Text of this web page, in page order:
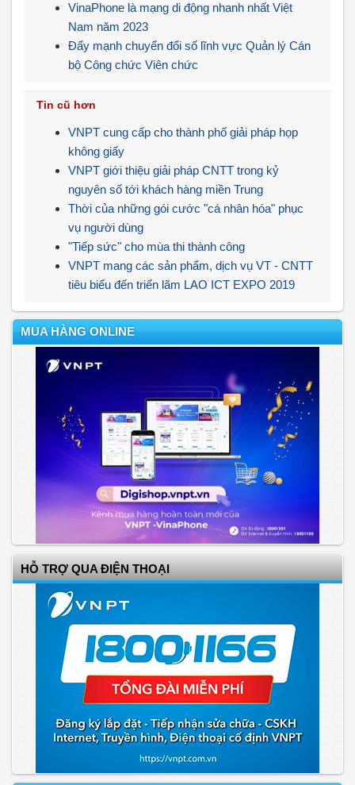
VinaPhone là mạng di động nhanh nhất Việt
Nam năm 2023
Đẩy mạnh chuyển đổi số lĩnh vực Quản lý Cán
bộ Công chức Viên chức
Tin cũ hơn
VNPT cung cấp cho thành phố giải pháp họp
không giấy
VNPT giới thiệu giải pháp CNTT trong kỷ
nguyên số tới khách hàng miền Trung
Thời của những gói cước "cá nhân hóa" phục
vụ người dùng
"Tiếp sức" cho mùa thi thành công
VNPT mang các sản phẩm, dịch vụ VT - CNTT
tiêu biểu đến triển lãm LAO ICT EXPO 2019
MUA HÀNG ONLINE
HỖ TRỢ QUA ĐIỆN THOẠI